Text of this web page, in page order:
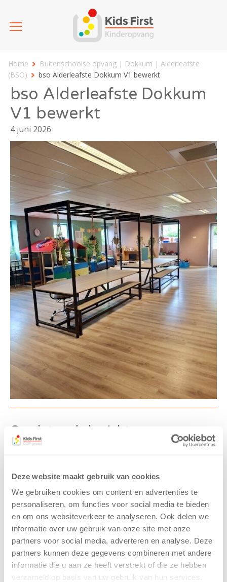
Deze website maakt gebruik van cookies
We gebruiken cookies om content en advertenties te
personaliseren, om functies voor social media te bieden
en om ons websiteverkeer te analyseren. Ook delen we
informatie over uw gebruik van onze site met onze
partners voor social media, adverteren en analyse. Deze
partners kunnen deze gegevens combineren met andere
informatie die u aan ze heeft verstrekt of die ze hebben
verzameld op basis van uw gebruik van hun services.
Home
Buitenschoolse opvang | Dokkum | Alderleafste
(BSO)
bso Alderleafste Dokkum V1 bewerkt
bso Alderleafste Dokkum
V1 bewerkt
4 juni 2026
Gerelateerde berichten
Kinderen BSO
De
Westerburcht
Kids First
tekent
koopcontract